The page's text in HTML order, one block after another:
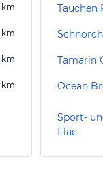
km
km
km
km
Tauchen
Ocean
Sport-
Flac